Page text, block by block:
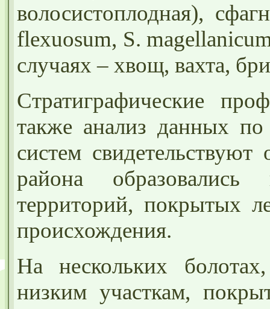
волосистоплодная),
flexuosum, S.
случаях – хвощ, вахта,
Стратиграфические
также анализ данных
систем
района образовались
территорий, покрытых
происхождения.
На нескольких
низким участкам,